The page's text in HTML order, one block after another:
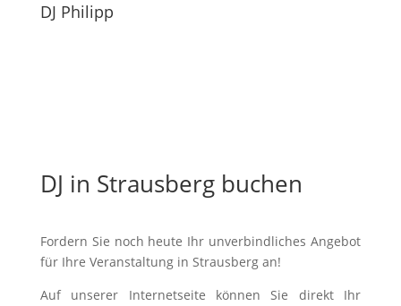
DJ Philipp
DJ in Strausberg buchen
Fordern Sie noch heute Ihr unverbindliches Angebot
für Ihre Veranstaltung in Strausberg an!
Auf unserer Internetseite können Sie direkt Ihr